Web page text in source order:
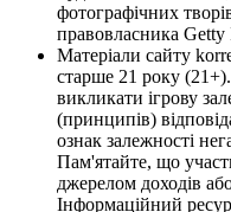
фотографічних
правовласника Getty
Матеріали сайту
старше 21 року
викликати ігрову
(принципів)
ознак залежності
Пам'ятайте, що
джерелом доходів
Інформаційний